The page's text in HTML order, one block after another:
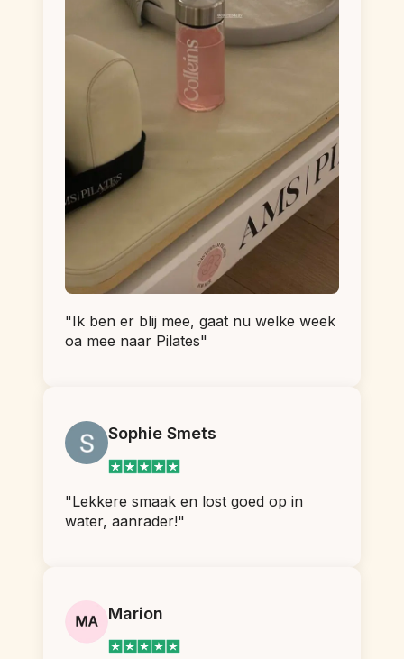
"Ik ben er blij mee, gaat nu welke week
oa mee naar Pilates"
Sophie Smets
"Lekkere smaak en lost goed op in
water, aanrader!"
Marion